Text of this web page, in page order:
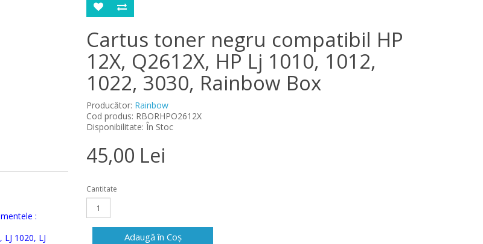
:
LJ 1020, LJ
Cartus toner negru compatibil HP
12X, Q2612X, HP Lj 1010, 1012,
1022, 3030, Rainbow Box
Producător: Rainbow
Cod produs: RBORHPO2612X
Disponibilitate: În Stoc
45,00 Lei
Cantitate
Adaugă în Coş